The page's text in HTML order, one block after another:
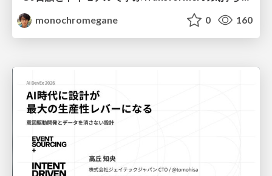
monochromegane
0 160